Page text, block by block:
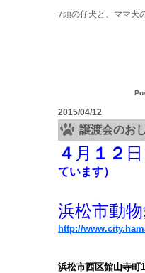
7頭の仔犬と、ママ犬
2015/04/12
譲渡会のお
４ 月 １２ 日
ています）
浜松市動
http://
浜松市西区館山寺